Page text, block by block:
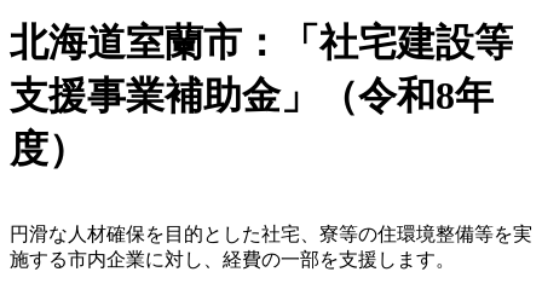
北海道室蘭市：「社宅建設等
支援事業補助金」（令和8年
度）
円滑な人材確保を目的とした社宅、寮等の住環境整備等を実
施する市内企業に対し、経費の一部を支援します。